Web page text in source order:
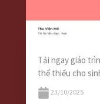
Tải ngay giáo
thể thiếu cho
23/10/2025